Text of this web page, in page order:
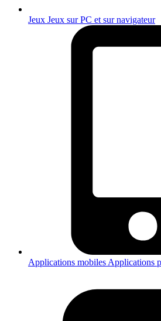
Jeux Jeux sur PC et sur navigateur
Applications mobiles Applications